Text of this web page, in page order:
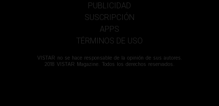
PUBLICIDAD
SUSCRIPCIÓN
APPS
TÉRMINOS DE USO
VISTAR no se hace responsable de la opinión de sus autores.
2018 VISTAR Magazine. Todos los derechos reservados.